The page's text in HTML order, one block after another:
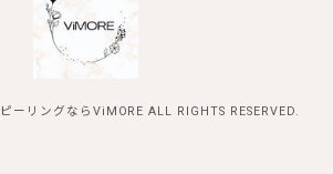
ーリングならViMORE ALL RIGHTS RESERVED.